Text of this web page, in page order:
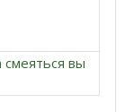
смеяться вы